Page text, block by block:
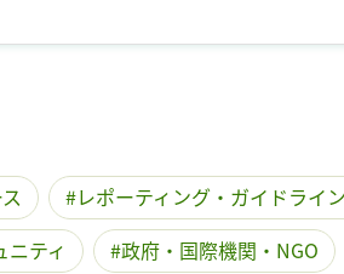
レポーティング・ガイドライ
ニティ
政府・国際機関・NGO